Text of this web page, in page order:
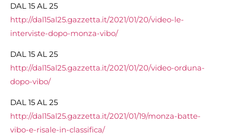
DAL 15 AL 25
http://dal15al25.gazzetta.it/2021/01/20/video-le-
interviste-dopo-monza-vibo/
DAL 15 AL 25
http://dal15al25.gazzetta.it/2021/01/20/video-orduna-
dopo-vibo/
DAL 15 AL 25
http://dal15al25.gazzetta.it/2021/01/19/monza-batte-
vibo-e-risale-in-classifica/